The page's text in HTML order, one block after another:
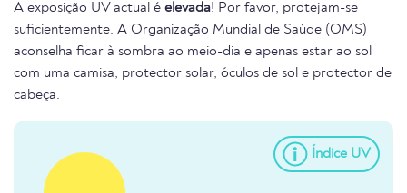
A exposição UV actual é elevada! Por favor, protejam-se
suficientemente. A Organização Mundial de Saúde (OMS)
aconselha ficar à sombra ao meio-dia e apenas estar ao sol
com uma camisa, protector solar, óculos de sol e protector de
cabeça.
Índice UV